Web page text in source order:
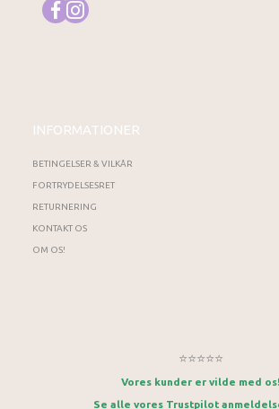
INFORMATIONER
BETINGELSER & VILKÅR
FORTRYDELSESRET
RETURNERING
KONTAKT OS
OM OS!
⭐⭐⭐⭐⭐
Vores kunder er vilde med os!
Se alle vores Trustpilot